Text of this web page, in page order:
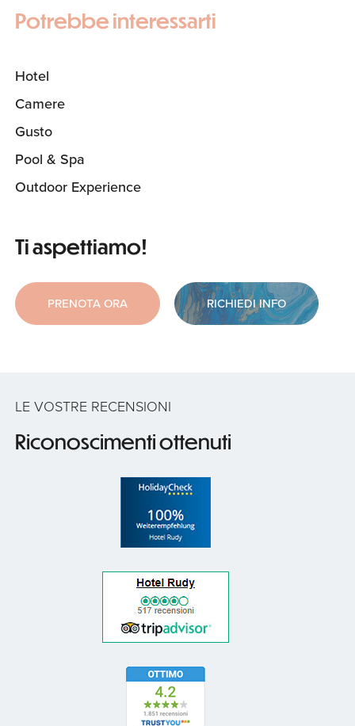
Potrebbe interessarti
Hotel
Camere
Gusto
Pool & Spa(Pagina corrente)
Outdoor Experience
Ti aspettiamo!
PRENOTA ORA RICHIEDI INFO
LE VOSTRE RECENSIONI
Riconoscimenti ottenuti